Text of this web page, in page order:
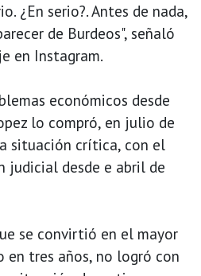
¿En serio?. Antes de nada,
de Burdeos", señaló
en Instagram.
económicos desde
lo compró, en julio de
situación crítica, con el
judicial desde e abril de
se convirtió en el mayor
tres años, no logró con